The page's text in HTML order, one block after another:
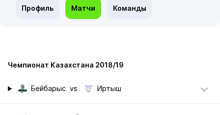
Профиль Матчи Команды
Чемпионат Казахстана 2018/19
Бейбарыс vs Иртыш